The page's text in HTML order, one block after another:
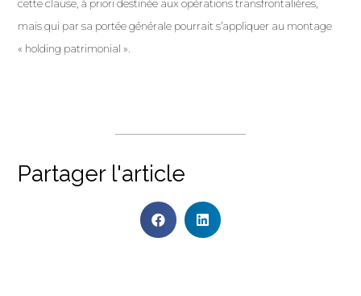
cette clause, à priori destinée aux opérations transfrontalières,
mais qui par sa portée générale pourrait s’appliquer au montage
« holding patrimonial ».
Partager l'article